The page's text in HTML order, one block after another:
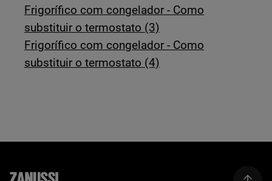
Frigorífico com congelador - Como
substituir o termostato (3)
Frigorífico com congelador - Como
substituir o termostato (4)